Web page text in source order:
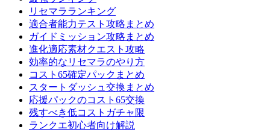
リセマラランキング
適合者能力テスト攻略まとめ
ガイドミッション攻略まとめ
進化適応素材クエスト攻略
効率的なリセマラのやり方
コスト65確定パックまとめ
スタートダッシュ交換まとめ
応援パックのコスト65交換
残すべき低コストガチャ限
ランクエ初心者向け解説